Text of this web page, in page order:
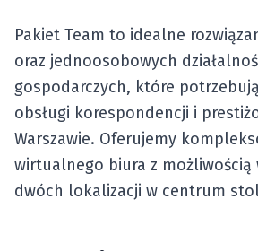
Pakiet Team to idealne
oraz jednoosobowych
gospodarczych, które
obsługi korespondencji i
Warszawie. Oferujemy
wirtualnego biura z możliwością
dwóch lokalizacji w centrum